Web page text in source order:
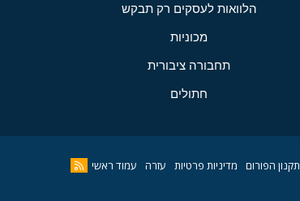
הלוואות לעסקים רק תבקש
מכוניות
תחבורה ציבורית
חתולים
תקנון הפורום מדיניות פרטיות עזרה עמוד ראשי